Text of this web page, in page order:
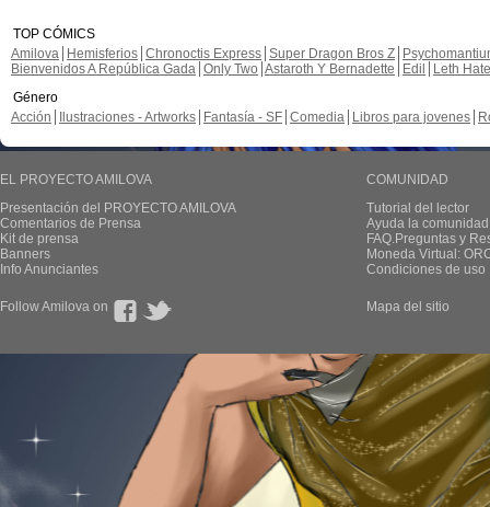
TOP CÓMICS
Amilova
Hemisferios Chronoctis Express Super Dragon Bros Z
Bienvenidos A República Gada Only Two Astaroth Y Bernadette Edil
Leth Hate
Género
Acción
Ilustraciones - Artworks Fantasía - SF Comedia Libros para jovenes
EL PROYECTO AMILOVA
Presentación del PROYECTO AMILOVA
Comentarios de Prensa
Kit de prensa
Banners
Info Anunciantes
COMUNIDAD
Tutorial del lector
Ayuda la
FAQ.Preguntas y
Moneda Virtual:
Condiciones de uso
Follow Amilova on Mapa del sitio